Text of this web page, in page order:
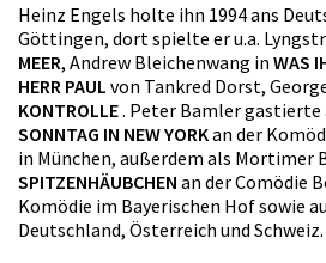
Heinz Engels holte ihn 1994 ans
Göttingen, dort spielte er u.a.
MEER, Andrew Bleichenwang in WAS
HERR PAUL von Tankred Dorst,
KONTROLLE. Peter Bamler
SONNTAG IN NEW YORKan der
in München, außerdem als Mortimer
SPITZENHÄUBCHEN an der Comödie
Komödie im Bayerischen Hof sowie
Deutschland, Österreich und Schweiz.